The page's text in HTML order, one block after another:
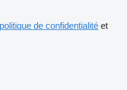
politique de confidentialité et